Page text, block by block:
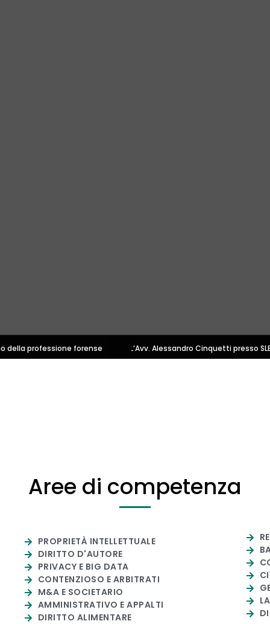
della professione forense L’Avv. Alessandro Cinquetti presso
Aree di competenza
PROPRIETÀ INTELLETTUALE
DIRITTO D'AUTORE
PRIVACY E BIG DATA
CONTENZIOSO E ARBITRATI
M&A E SOCIETARIO
AMMINISTRATIVO E APPALTI
DIRITTO ALIMENTARE